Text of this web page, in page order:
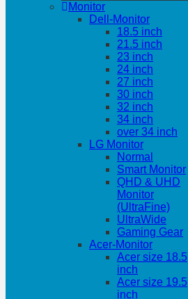
Monitor
Dell-Monitor
18.5 inch
21.5 inch
23 inch
24 inch
27 inch
30 inch
32 inch
34 inch
over 34 inch
LG Monitor
Normal
Smart Monitor
QHD & UHD
Monitor
(UltraFine)
UltraWide
Gaming Gear
Acer-Monitor
Acer size 18.5
inch
Acer size 19.5
inch